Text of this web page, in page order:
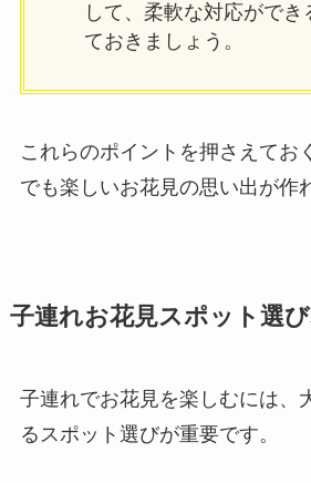
して、柔軟な対応ができ
ておきましょう。
これらのポイントを押さえてお
でも楽しいお花見の思い出が作
子連れお花見スポット選
子連れでお花見を楽しむには、
るスポット選びが重要です。